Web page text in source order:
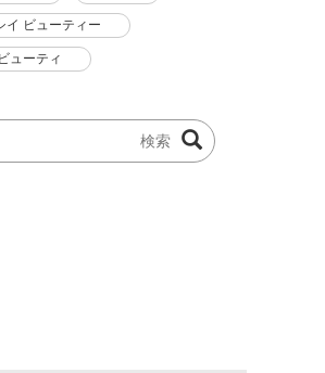
イ ビューティー
ューティ